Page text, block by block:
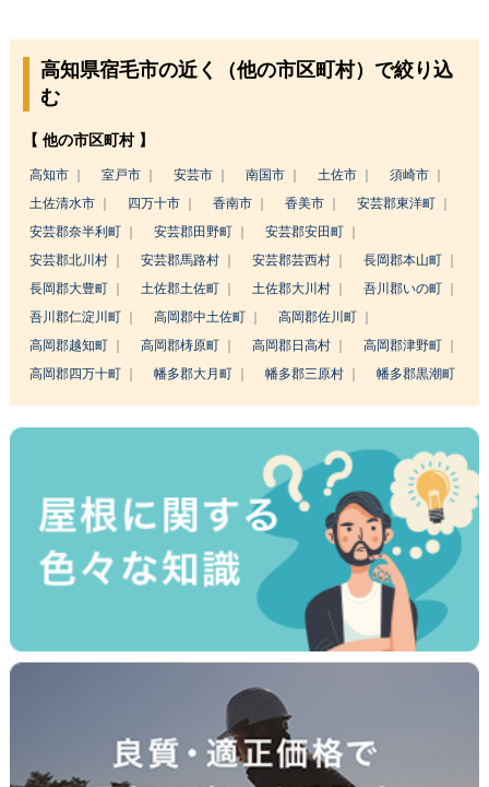
高知県宿毛市の近く（他の市区町村）で絞り込
む
【 他の市区町村 】
高知市 室戸市 安芸市 南国市 土佐市
須崎市
土佐清水市
四万十市 香南市 香美市
安芸郡東洋町
安芸郡奈半利町
安芸郡田野町
安芸郡安田町
安芸郡北川村
安芸郡馬路村 安芸郡芸西村
長岡郡本山町
長岡郡大豊町
土佐郡土佐町 土佐郡大川村
吾川郡いの町
吾川郡仁淀川町
高岡郡中土佐町
高岡郡佐川町
高岡郡越知町
高岡郡梼原町 高岡郡日高村
高岡郡津野町
高岡郡四万十町
幡多郡大月町 幡多郡三原村 幡多郡黒潮町